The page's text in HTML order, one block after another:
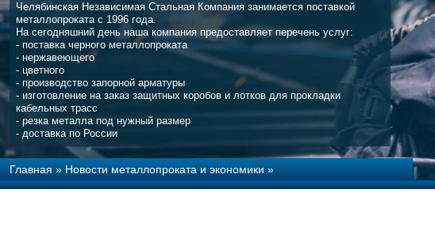
Челябинская Независимая Стальная Компания занимается поставкой
металлопроката с 1996 года.
На сегодняшний день наша компания предоставляет перечень услуг:
- поставка черного металлопроката
- нержавеющего
- цветного
- производство запорной арматуры
- изготовление на заказ защитных коробов и лотков для прокладки
кабельных трасс
- резка металла под нужный размер
- доставка по России
Главная»Новости металлопроката и экономики»
Металлургия Польши сталкивается с высокими ценами на электроэнергию